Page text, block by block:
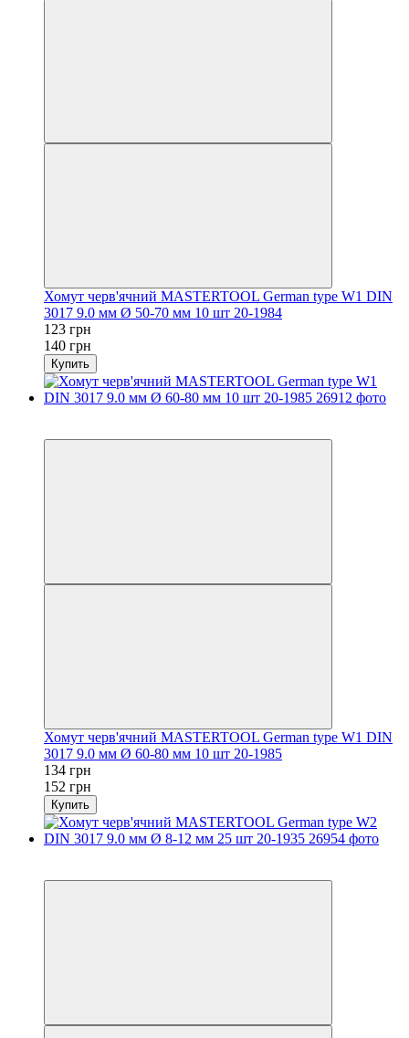
Хомут черв'ячний MASTERTOOL German type W1 DIN
3017 9.0 мм Ø 50-70 мм 10 шт 20-1984
123 грн
140 грн
Купить
Хомут черв'ячний MASTERTOOL German type W1 DIN
3017 9.0 мм Ø 60-80 мм 10 шт 20-1985
134 грн
152 грн
Купить